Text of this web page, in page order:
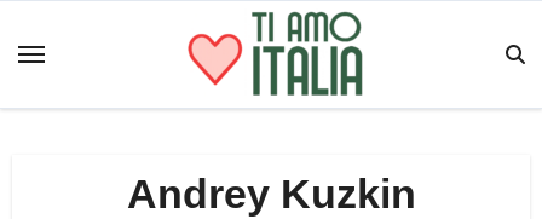
Inhalt
Andrey Kuzkin